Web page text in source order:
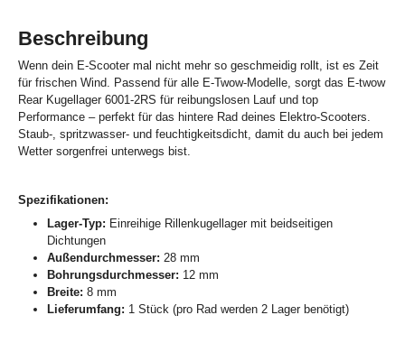
Beschreibung
Wenn dein E-Scooter mal nicht mehr so geschmeidig rollt, ist es Zeit
für frischen Wind. Passend für alle E-Twow-Modelle, sorgt das E-twow
Rear Kugellager 6001-2RS für reibungslosen Lauf und top
Performance – perfekt für das hintere Rad deines Elektro-Scooters.
Staub-, spritzwasser- und feuchtigkeitsdicht, damit du auch bei jedem
Wetter sorgenfrei unterwegs bist.
Spezifikationen:
Lager-Typ: Einreihige Rillenkugellager mit beidseitigen
Dichtungen
Außendurchmesser: 28 mm
Bohrungsdurchmesser: 12 mm
Breite: 8 mm
Lieferumfang: 1 Stück (pro Rad werden 2 Lager benötigt)